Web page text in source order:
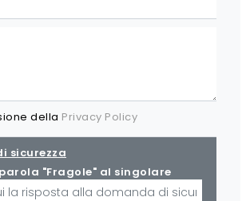
della Privacy Policy
sicurezza
"Fragole" al singolare